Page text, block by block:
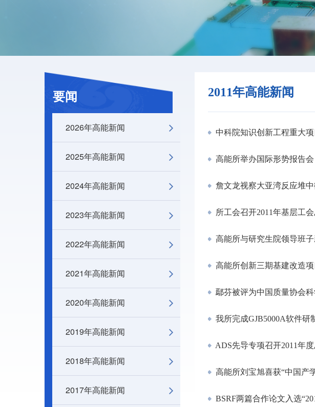
要闻
2026年高能新闻
2025年高能新闻
2024年高能新闻
2023年高能新闻
2022年高能新闻
2021年高能新闻
2020年高能新闻
2019年高能新闻
2018年高能新闻
2017年高能新闻
2011年高能新闻
中科院知识创新工程重大
高能所举办国际形势报告会
詹文龙视察大亚湾反应堆
所工会召开2011年基层工
高能所与研究生院领导班
高能所创新三期基建改造
鄢芬被评为中国质量协会
我所完成GJB5000A软件
ADS先导专项召开2011年
高能所刘宝旭喜获“中国产
BSRF两篇合作论文入选